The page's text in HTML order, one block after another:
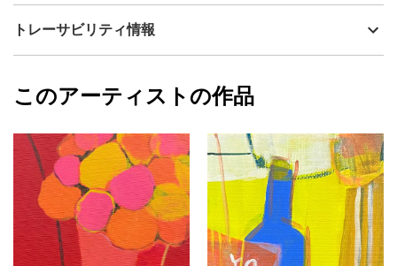
アクリル
カラー
オレンジ
ジャンル
抽象画
配送目安
二週間以内
YOSHIKO
フォローする
トレーサビリティ情報
YOSHIKO
このアーティストの作品